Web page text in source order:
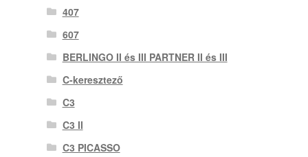
407
607
BERLINGO II és III PARTNER II és III
C-keresztező
C3
C3 II
C3 PICASSO